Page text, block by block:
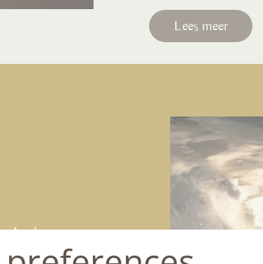
Lees meer
Aardse- en